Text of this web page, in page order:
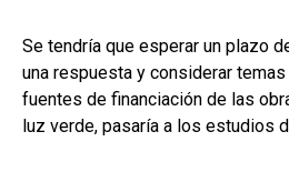
Se tendría que esperar un plazo
una respuesta y considerar
fuentes de financiación de las
luz verde, pasaría a los estudios